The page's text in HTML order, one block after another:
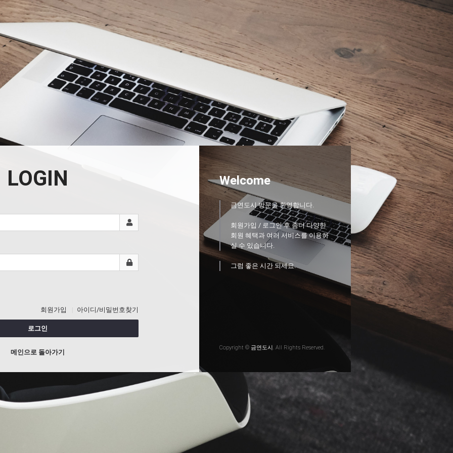
LOGIN
회원가입 아이디/비밀번호찾기
로그인
메인으로 돌아가기
Welcome
금연도시 방문을 환영합니다.
회원가입 / 로그인 후 좀더 다양한
회원 혜택과 여러 서비스를 이용하
실 수 있습니다.
그럼 좋은 시간 되세요.
Copyright © 금연도시. All Rights Reserved.